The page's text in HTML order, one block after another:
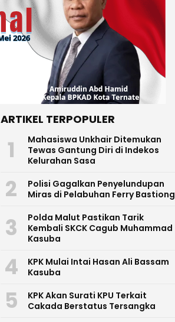
ARTIKEL TERPOPULER
1
Mahasiswa Unkhair Ditemukan
Tewas Gantung Diri di Indekos
Kelurahan Sasa
2
Polisi Gagalkan Penyelundupan
Miras di Pelabuhan Ferry Bastiong
3
Polda Malut Pastikan Tarik
Kembali SKCK Cagub Muhammad
Kasuba
4
KPK Mulai Intai Hasan Ali Bassam
Kasuba
5
KPK Akan Surati KPU Terkait
Cakada Berstatus Tersangka